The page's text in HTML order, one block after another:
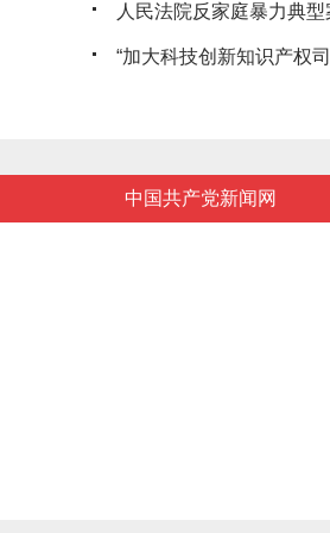
人民法院反家庭暴力典
“加大科技创新知识产权
中国共产党新闻网